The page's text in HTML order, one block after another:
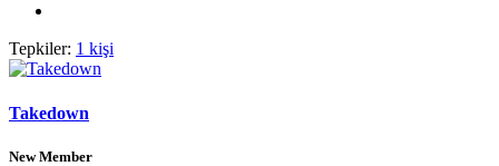
Tepkiler: 1 kişi
Takedown
New Member